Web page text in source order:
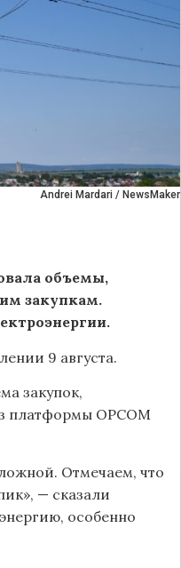
Andrei Mardari / NewsMaker
объемы,
закупкам.
9 августа.
закупок,
платформы OPCOM
Отмечаем, что
— сказали
особенно